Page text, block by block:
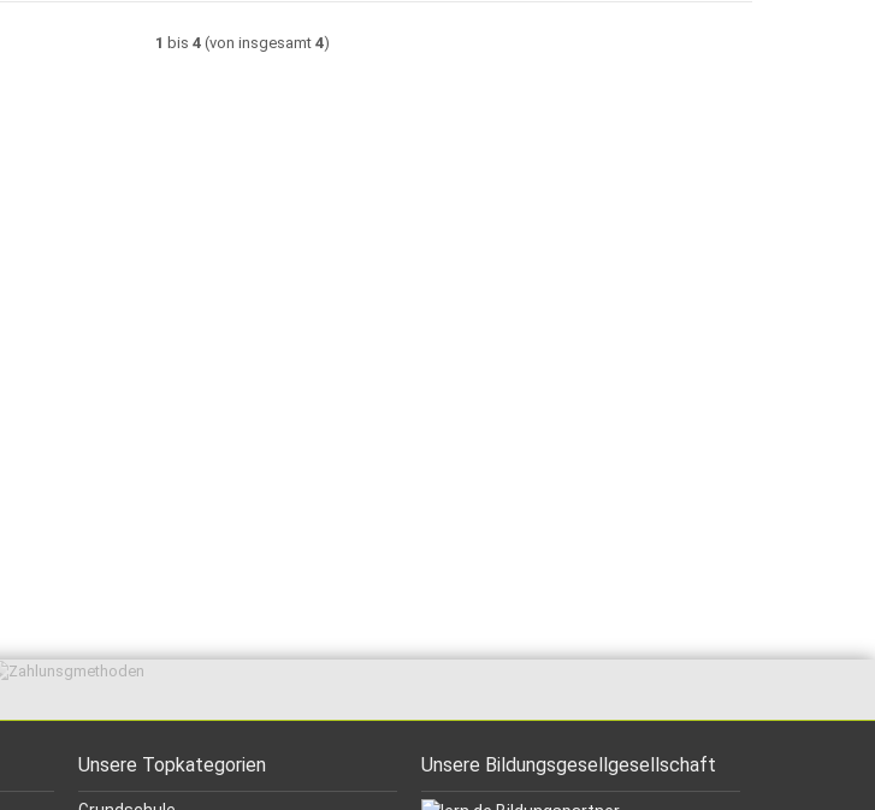
1 bis 4(von insgesamt 4)
Unsere Topkategorien Unsere Bildungsgesellgesellschaft